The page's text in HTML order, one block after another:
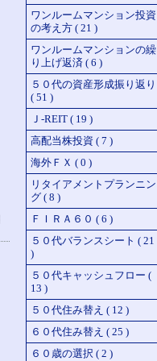
ワンルームマンション投資
の考え方 ( 21 )
ワンルームマンションの繰
り上げ返済 ( 6 )
５０代の資産形成振り返り
( 51 )
Ｊ-REIT ( 19 )
高配当株投資 ( 7 )
海外ＦＸ ( 0 )
リタイアメントプランニン
グ ( 8 )
ＦＩＲＡ６０ ( 6 )
５０代バランスシート ( 21
)
５０代キャッシュフロー (
13 )
５０代住み替え ( 12 )
６０代住み替え ( 25 )
６０歳の選択 ( 2 )